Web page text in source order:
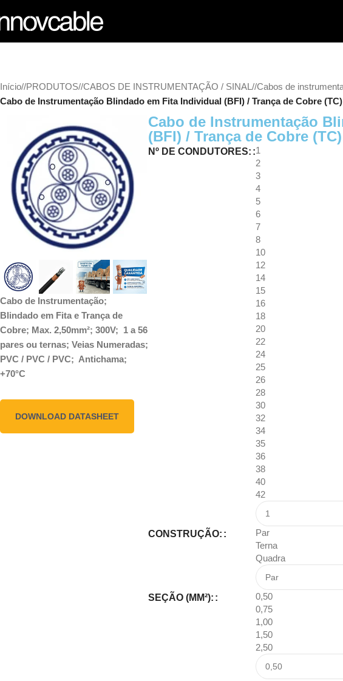
Início/ PRODUTOS/ CABOS DE INSTRUMENTAÇÃO / SINAL / Cabos de
Cabo de Instrumentação Blindado em Fita Individual (BFI) / Trança de Cobre (TC)
Cabo de Instrumentação;
Blindado em Fita e Trança de
Cobre; Max. 2,50mm²; 300V; 1 a 56
pares ou ternas; Veias Numeradas;
PVC / PVC / PVC; Antichama;
+70°C
DOWNLOAD DATASHEET
Cabo de Instrumentação
(BFI) / Trança de Cobre
Nº DE CONDUTORES: 1
2
3
4
5
6
7
8
10
12
14
15
16
18
20
22
24
25
26
28
30
32
34
35
36
38
40
42
CONSTRUÇÃO:
Par
Terna
Quadra
SEÇÃO (MM²):
0,50
0,75
1,00
1,50
2,50